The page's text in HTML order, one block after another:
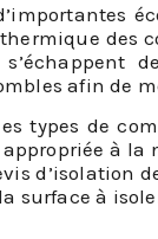
des
afin de
types de
à la
d’isolation
surface à